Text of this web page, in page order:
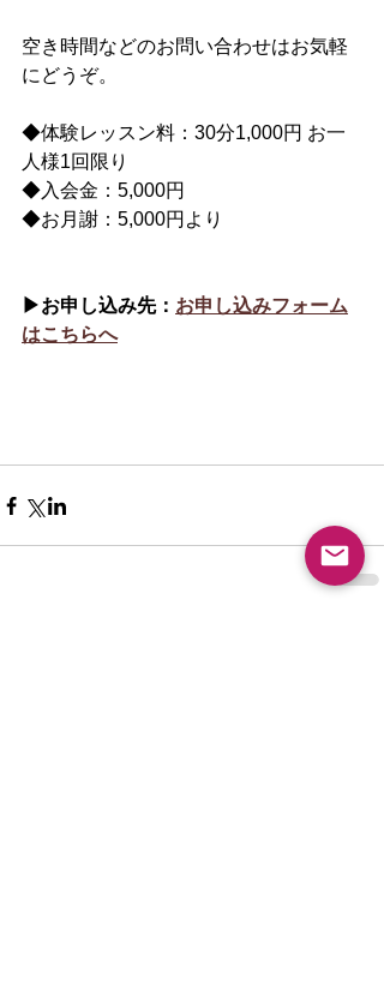
空き時間などのお問い合わせはお気軽
にどうぞ。
◆体験レッスン料：30分1,000円 お一
人様1回限り
◆入会金：5,000円
◆お月謝：5,000円より
▶︎お申し込み先： お申し込みフォーム
はこちらへ